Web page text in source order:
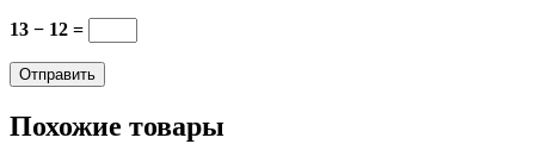
13 − 12 =
Похожие товары